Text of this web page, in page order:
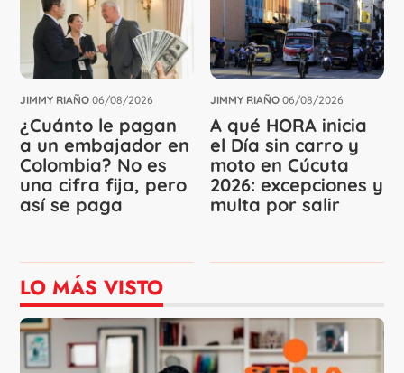
JIMMY RIAÑO 06/08/2026
¿Cuánto le pagan
a un embajador en
Colombia? No es
una cifra fija, pero
así se paga
JIMMY RIAÑO 06/08/2026
A qué HORA inicia
el Día sin carro y
moto en Cúcuta
2026: excepciones y
multa por salir
LO MÁS VISTO